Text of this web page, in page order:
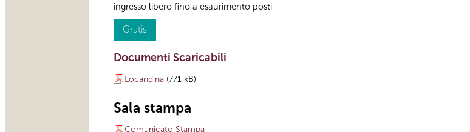
ingresso libero fino a esaurimento posti
Gratis
Documenti Scaricabili
Locandina (771 kB)
Sala stampa
Comunicato Stampa